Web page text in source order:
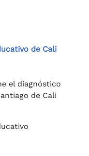
de Cali
el diagnóstico
de Cali